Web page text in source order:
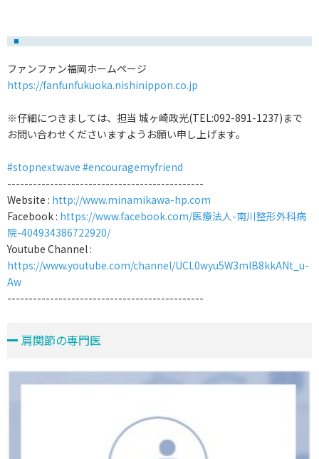
ファンファン福岡ホームページ
https://fanfunfukuoka.nishinippon.co.jp
※仔細につきましては、担当 城ヶ崎政光(TEL:092-891-1237)まで
お問い合わせくださいますようお願い申し上げます。
#stopnextwave #encouragemyfriend
----------------------------------------------
Website : http://www.minamikawa-hp.com
Facebook : https://www.facebook.com/医療法人-南川整形外科病
院-404934386722920/
Youtube Channel :
https://www.youtube.com/channel/UCL0wyu5W3mlB8kkANt_u-
Aw
----------------------------------------------
肩関節の専門医